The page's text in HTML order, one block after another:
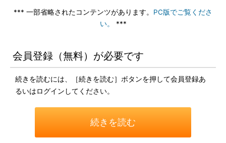
*** 一部省略されたコンテンツがあります。 PC版でご覧くださ
い。
***
会員登録（無料）が必要です
続きを読むには、［続きを読む］ボタンを押して会員登録あ
るいはログインしてください。
続きを読む